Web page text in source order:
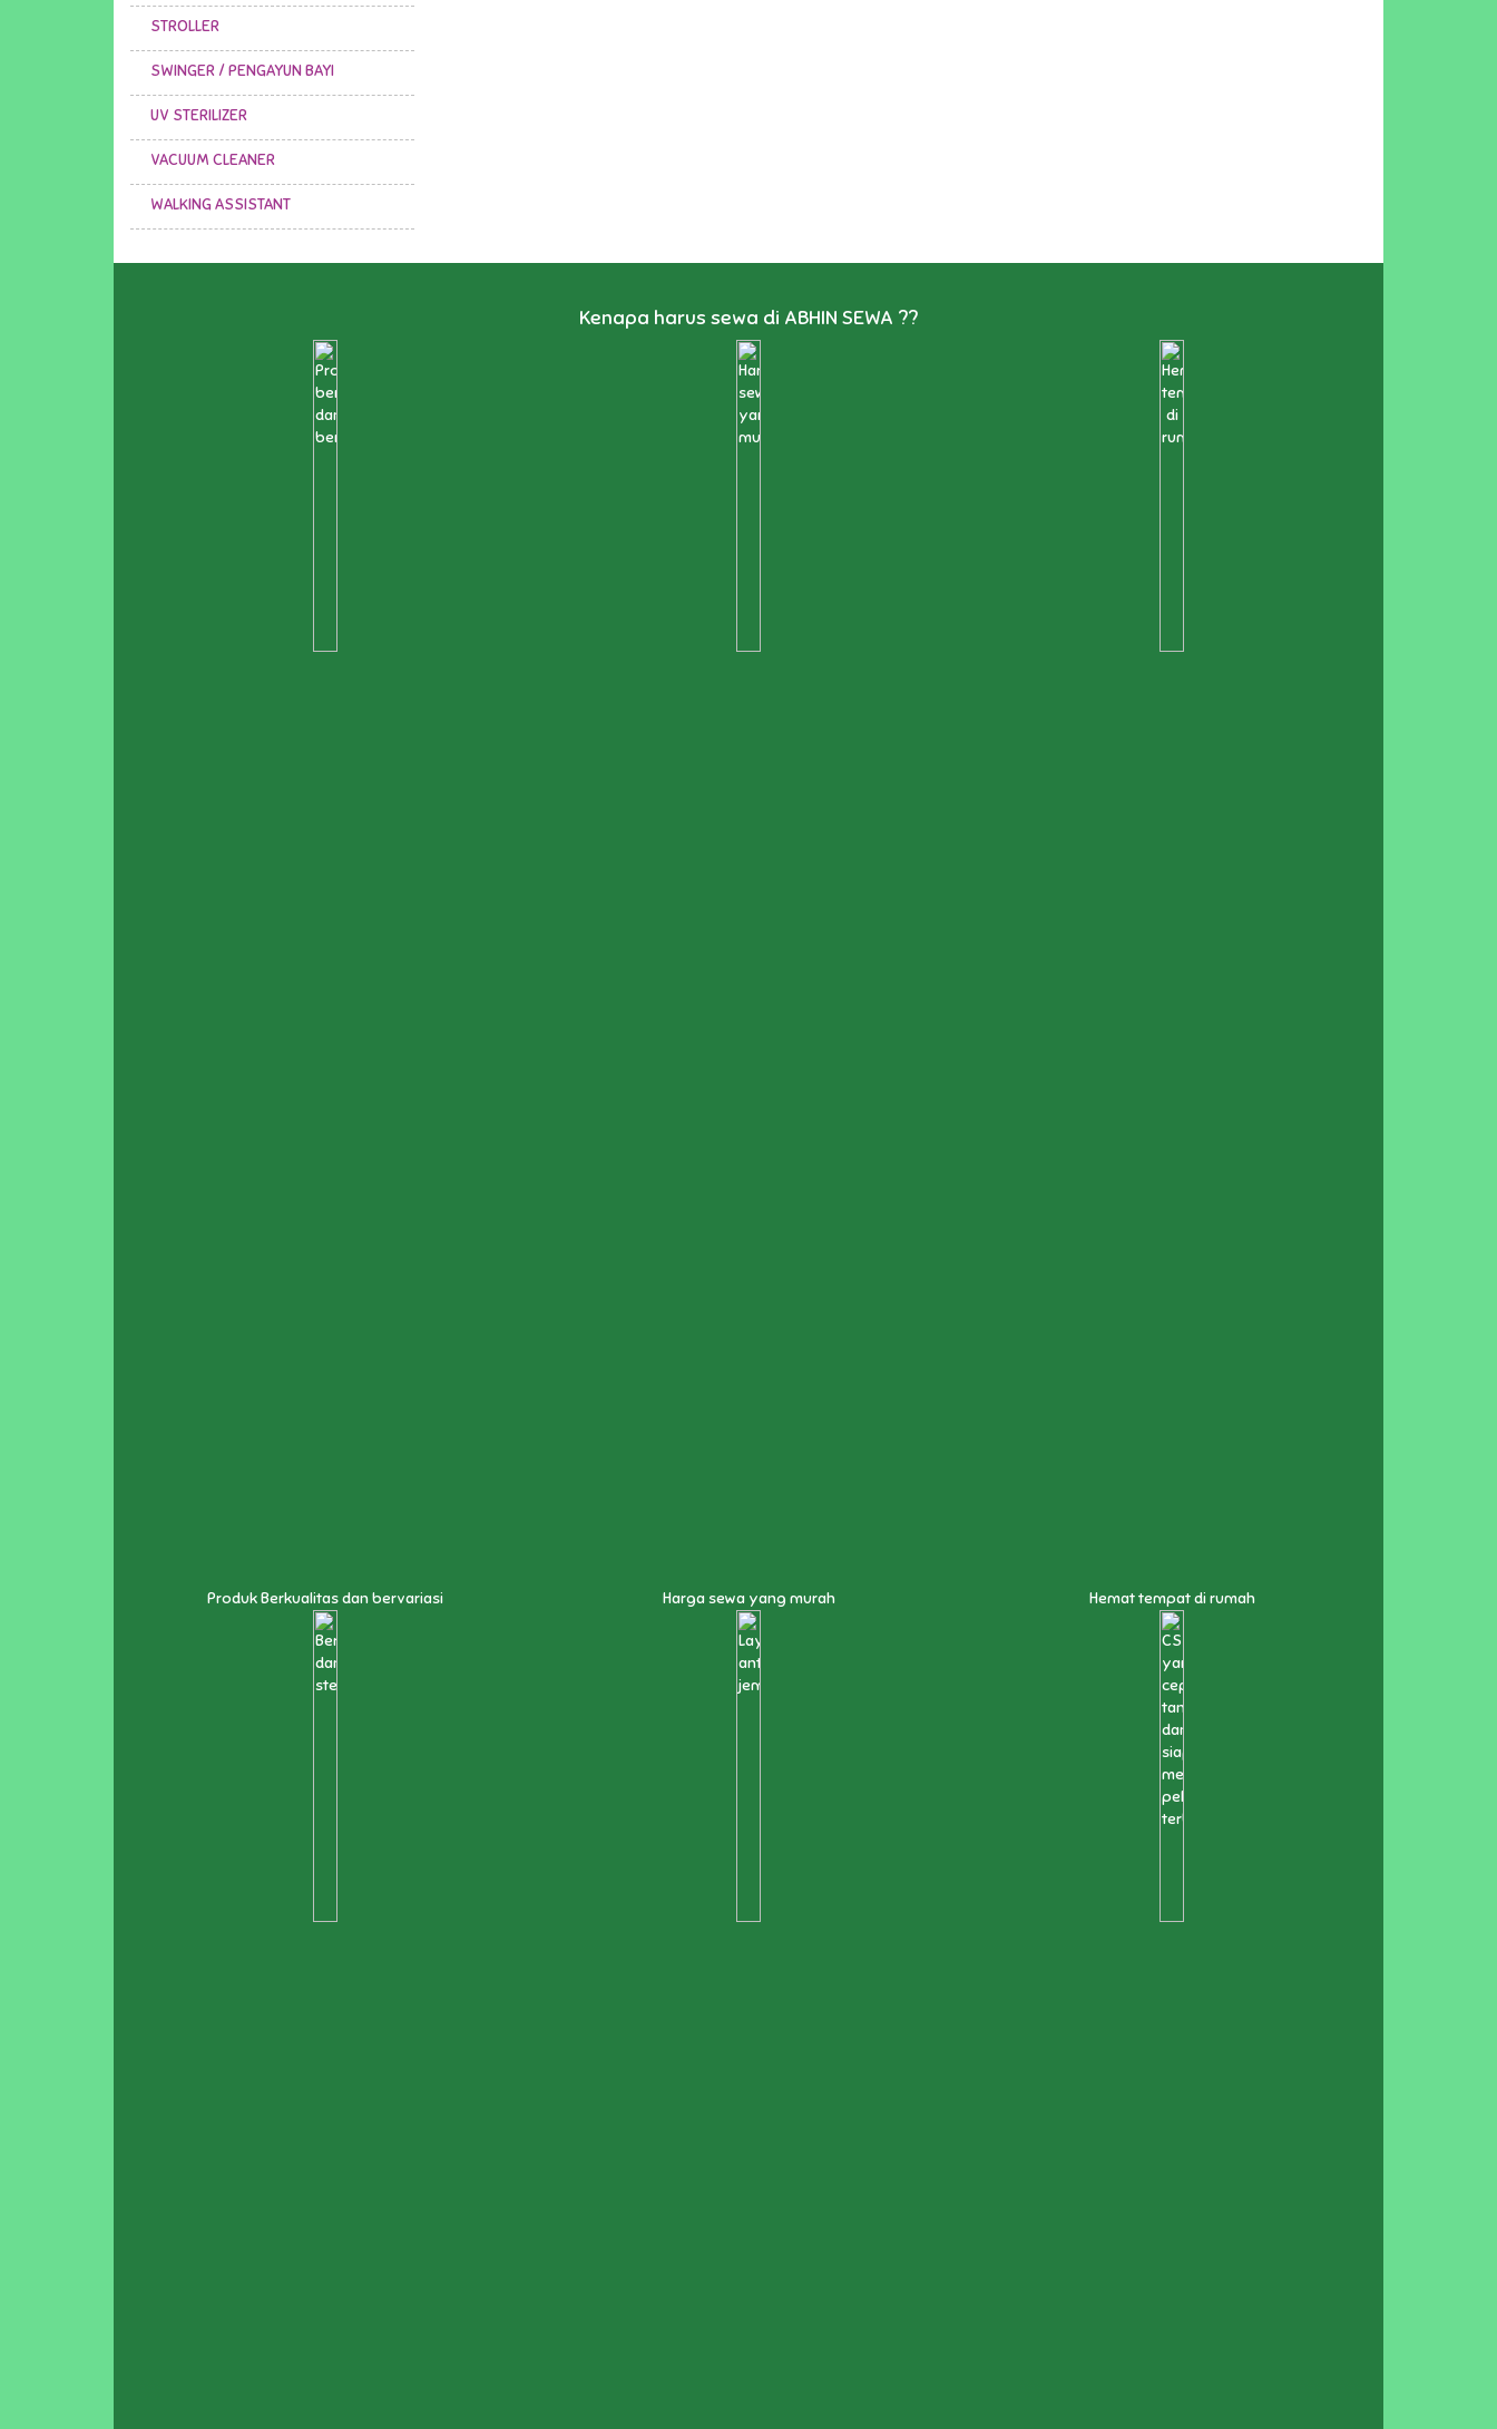
STROLLER
SWINGER / PENGAYUN BAYI
UV STERILIZER
VACUUM CLEANER
WALKING ASSISTANT
Kenapa harus sewa di ABHIN SEWA ??
Produk Berkualitas dan bervariasi Harga sewa yang murah Hemat tempat di rumah